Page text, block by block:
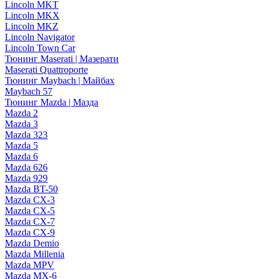
Lincoln MKT
Lincoln MKX
Lincoln MKZ
Lincoln Navigator
Lincoln Town Car
Тюнинг Maserati | Мазерати
Maserati Quattroporte
Тюнинг Maybach | Майбах
Maybach 57
Тюнинг Mazda | Мазда
Mazda 2
Mazda 3
Mazda 323
Mazda 5
Mazda 6
Mazda 626
Mazda 929
Mazda BT-50
Mazda CX-3
Mazda CX-5
Mazda CX-7
Mazda CX-9
Mazda Demio
Mazda Millenia
Mazda MPV
Mazda MX-6